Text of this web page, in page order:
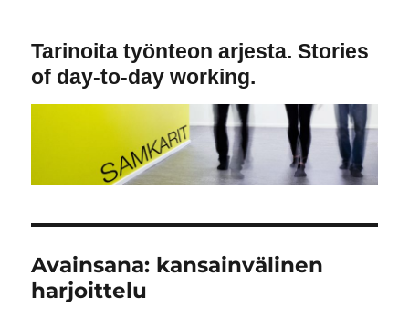
Tarinoita työnteon arjesta. Stories
of day-to-day working.
Avainsana: kansainvälinen
harjoittelu